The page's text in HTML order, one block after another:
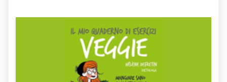
BENEFICI